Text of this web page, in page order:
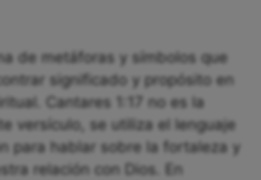
de metáforas y símbolos que
significado y propósito en
Cantares 1:17 no es la
versículo, se utiliza el lenguaje
para hablar sobre la fortaleza y
relación con Dios. En